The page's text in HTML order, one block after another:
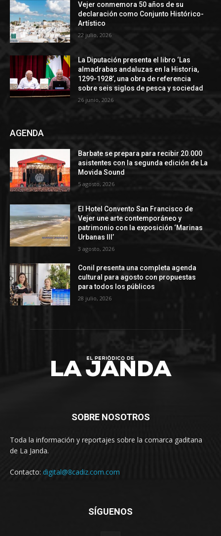
Vejer conmemora 50 años de su
declaración como Conjunto Histórico-
Artístico
22 julio, 2026
La Diputación presenta el libro ‘Las
almadrabas andaluzas en la Historia,
1299-1928’, una obra de referencia
sobre seis siglos de pesca y sociedad
26 junio, 2026
AGENDA
Barbate se prepara para recibir 20.000
asistentes con la segunda edición de La
Movida Sound
5 agosto, 2026
El Hotel Convento San Francisco de
Vejer une arte contemporáneo y
patrimonio con la exposición ‘Marinas
Urbanas III’
3 agosto, 2026
Conil presenta una completa agenda
cultural para agosto con propuestas
para todos los públicos
28 julio, 2026
SOBRE NOSOTROS
Toda la información y reportajes sobre la comarca gaditana
de La Janda.
Contacto: digital@8cadiz.com.com
SÍGUENOS